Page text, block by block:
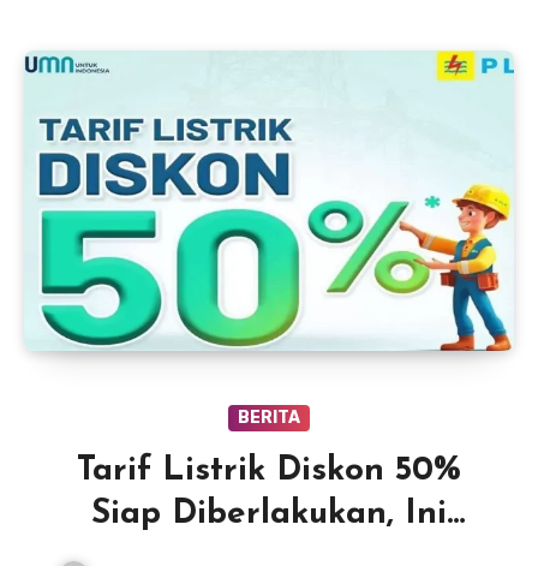
BERITA
Tarif Listrik Diskon 50%
Siap Diberlakukan, Ini